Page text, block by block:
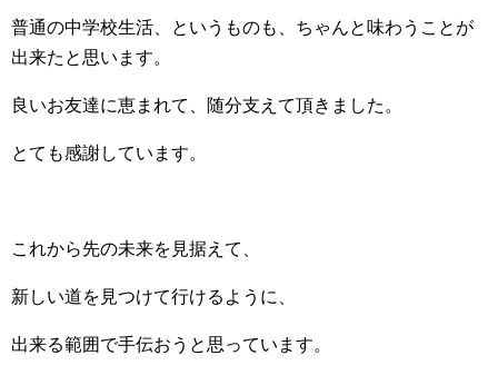
普通の中学校生活、というものも、ちゃんと味わうことが
出来たと思います。
良いお友達に恵まれて、随分支えて頂きました。
とても感謝しています。
これから先の未来を見据えて、
新しい道を見つけて行けるように、
出来る範囲で手伝おうと思っています。